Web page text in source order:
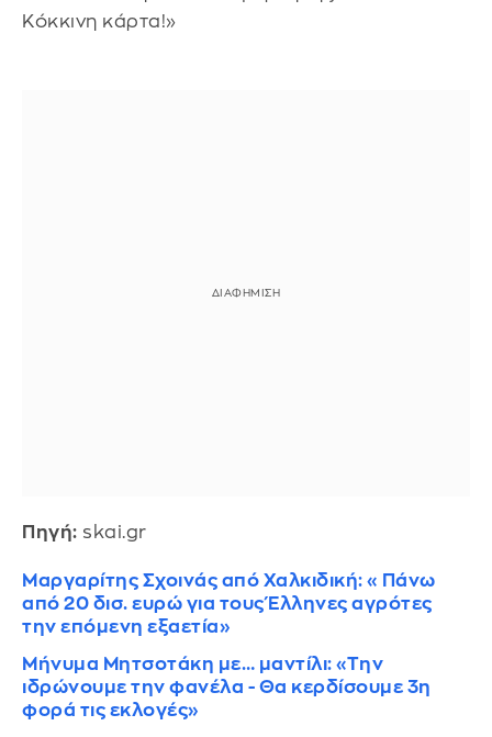
Κόκκινη κάρτα!»
Πηγή: skai.gr
Μαργαρίτης Σχοινάς από Χαλκιδική: «Πάνω
από 20 δισ. ευρώ για τους Έλληνες αγρότες
την επόμενη εξαετία»
Μήνυμα Μητσοτάκη με… μαντίλι: «Την
ιδρώνουμε την φανέλα - Θα κερδίσουμε 3η
φορά τις εκλογές»